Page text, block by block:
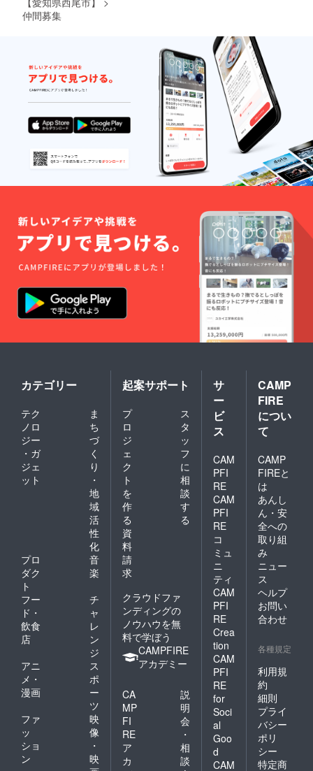
仲間募集
カテゴリー
テク
ノロ
ジー
・ガ
ジェ
ット
ま
ち
づ
く
り
・
地
域
活
性
化
プロ
ダク
ト
音
楽
フー
ド・
飲食
店
チ
ャ
レ
ン
ジ
アニ
メ・
漫画
ス
ポ
ー
ツ
ファ
ッ
ショ
ン
映
像
・
映
起案サポート
プ
ロ
ジ
ェ
ク
ト
を
作
る
ス
タ
ッ
フ
に
相
談
す
る
資
料
請
求
クラウドファ
ンディングの
ノウハウを無
料で学ぼう
CAMPFIRE
アカデミー
CA
MP
FI
RE
ア
カ
説
明
会
・
相
談
サ
ー
ビ
ス
CAM
PFI
RE
CAM
PFI
RE
コ
ミュ
ニ
ティ
CAM
PFI
RE
Crea
tion
CAM
PFI
RE
for
Soci
al
Goo
d
CAM
CAMP
FIRE
につい
て
CAMP
FIREと
は
あんし
ん・安
全への
取り組
み
ニュー
ス
ヘルプ
お問い
合わせ
各種規定
利用規
約
細則
プライ
バシー
ポリ
シー
特定商